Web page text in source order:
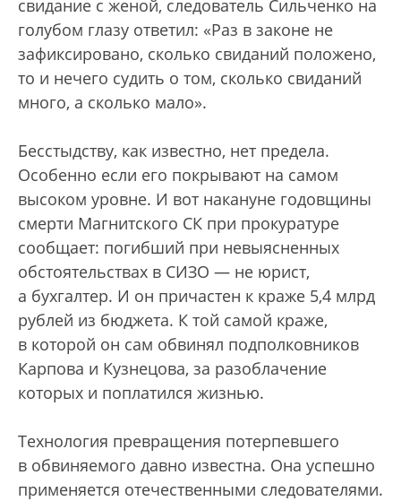
свидание с женой, следователь Сильченко на
голубом глазу ответил: «Раз в законе не
зафиксировано, сколько свиданий положено,
то и нечего судить о том, сколько свиданий
много, а сколько мало».
Бесстыдству, как известно, нет предела.
Особенно если его покрывают на самом
высоком уровне. И вот накануне годовщины
смерти Магнитского СК при прокуратуре
сообщает: погибший при невыясненных
обстоятельствах в СИЗО — не юрист,
а бухгалтер. И он причастен к краже 5,4 млрд
рублей из бюджета. К той самой краже,
в которой он сам обвинял подполковников
Карпова и Кузнецова, за разоблачение
которых и поплатился жизнью.
Технология превращения потерпевшего
в обвиняемого давно известна. Она успешно
применяется отечественными следователями.